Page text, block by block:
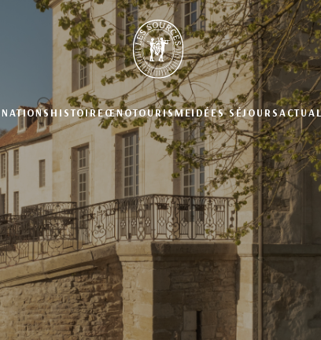
HISTOIREŒNOTOURISMEIDÉES SÉJOURS